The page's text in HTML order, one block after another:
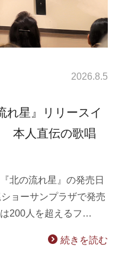
2026.8.5
れ星』リリースイ
本人直伝の歌唱
北の流れ星』の発売日
ョーサンプラザで発売
200人を超えるフ…
続きを読む